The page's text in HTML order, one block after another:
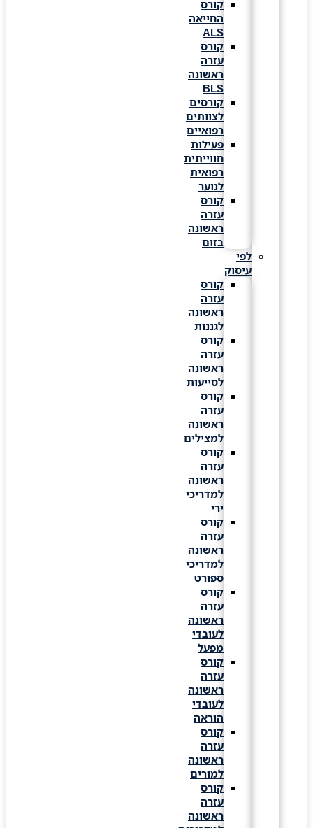
קורס
החייאה
קורס
עזרה
ראשונה
קורסים
לצוותים
רפואיים
פעילות
חווייתית
רפואית
לנוער
קורס
עזרה
ראשונה
לפי
עיסוק
קורס
עזרה
ראשונה
לגננות
קורס
עזרה
ראשונה
לסייעות
קורס
עזרה
ראשונה
למצילים
קורס
עזרה
ראשונה
למדריכי
קורס
עזרה
ראשונה
למדריכי
ספורט
קורס
עזרה
ראשונה
לעובדי
מפעל
קורס
עזרה
ראשונה
לעובדי
הוראה
קורס
עזרה
ראשונה
למורים
קורס
עזרה
ראשונה